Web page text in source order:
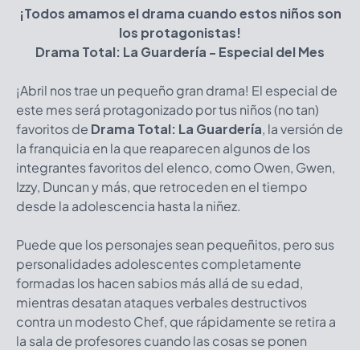
¡Todos amamos el drama cuando estos niños son
los protagonistas!
Drama Total: La Guardería - Especial del Mes
¡Abril nos trae un pequeño gran drama! El especial de
este mes será protagonizado por tus niños (no tan)
favoritos de Drama Total: La Guardería, la versión de
la franquicia en la que reaparecen algunos de los
integrantes favoritos del elenco, como Owen, Gwen,
Izzy, Duncan y más, que retroceden en el tiempo
desde la adolescencia hasta la niñez.
Puede que los personajes sean pequeñitos, pero sus
personalidades adolescentes completamente
formadas los hacen sabios más allá de su edad,
mientras desatan ataques verbales destructivos
contra un modesto Chef, que rápidamente se retira a
la sala de profesores cuando las cosas se ponen